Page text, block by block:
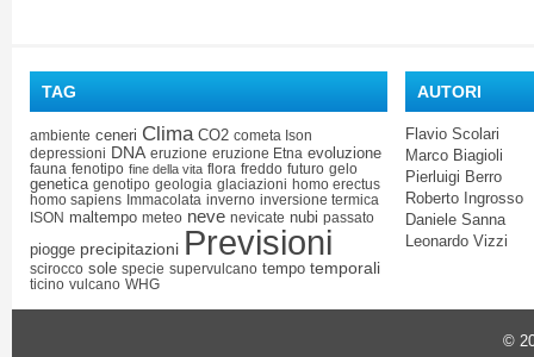
TAG
ambiente ceneri Clima CO2 cometa Ison
depressioni DNA eruzione eruzione Etna evoluzione
fauna fenotipo fine della vita flora freddo futuro gelo
genetica genotipo geologia glaciazioni homo erectus
homo sapiens Immacolata inverno inversione termica
ISON maltempo meteo neve nevicate nubi passato
piogge precipitazioni Previsioni
scirocco sole specie supervulcano tempo temporali
ticino vulcano WHG
AUTORI
Flavio Scolari
Marco Biagioli
Pierluigi Berro
Roberto Ingrosso
Daniele Sanna
Leonardo Vizzi
©